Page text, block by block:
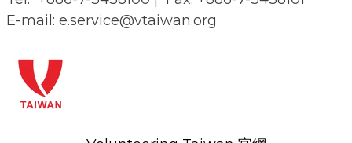
E-mail: e.service@vtaiwan.org